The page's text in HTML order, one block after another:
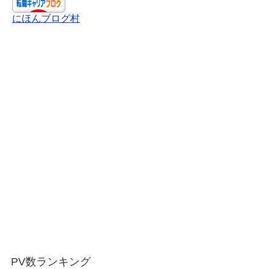
にほんブログ村
PV数ランキング